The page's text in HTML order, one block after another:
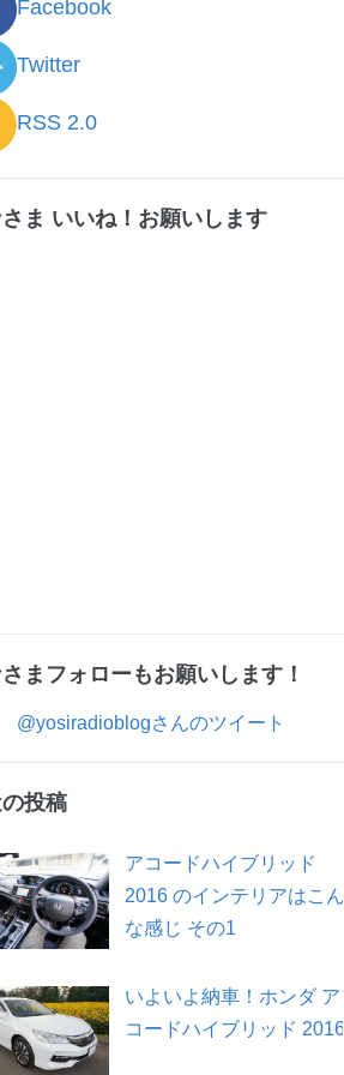
Facebook
Twitter
RSS 2.0
ま いいね！お願いします
まフォローもお願いします！
@yosiradioblogさんのツイート
投稿
アコードハイブリッド
2016 のインテリアはこん
な感じ その1
いよいよ納車！ホンダ ア
コードハイブリッド 2016